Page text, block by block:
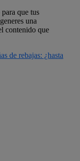
que tus
una
contenido que
de rebajas: ¿hasta